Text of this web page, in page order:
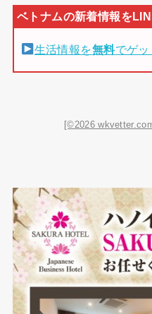
生活情報を無料でゲッ
[©2026